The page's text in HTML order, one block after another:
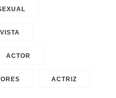
ACTOR
ACTRIZ